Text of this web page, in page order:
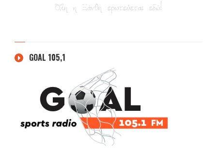
GOAL 105,1